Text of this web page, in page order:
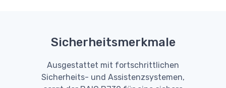
Sicherheitsmerkmale
Ausgestattet mit fortschrittlichen
Sicherheits- und Assistenzsystemen,